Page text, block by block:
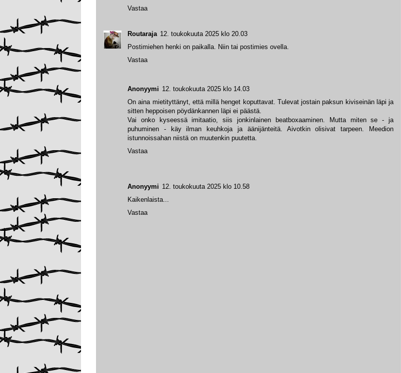
Anonyymi 12. toukokuuta 2025 klo 10.58
Kaikenlaista...
Vastaa
Anonyymi 12. toukokuuta 2025 klo 14.03
On aina mietityttänyt, että millä henget koputtavat. Tulevat jostain paksun kiviseinän läpi ja
sitten heppoisen pöydänkannen läpi ei päästä.
Vai onko kyseessä imitaatio, siis jonkinlainen beatboxaaminen. Mutta miten se - ja
puhuminen - käy ilman keuhkoja ja äänijänteitä. Aivotkin olisivat tarpeen. Meedion
istunnoissahan niistä on muutenkin puutetta.
Vastaa
Routaraja 12. toukokuuta 2025 klo 20.03
Postimiehen henki on paikalla. Niin tai postimies ovella.
Vastaa
Vastaa